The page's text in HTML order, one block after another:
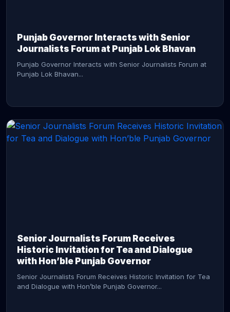
Punjab Governor Interacts with Senior
Journalists Forum at Punjab Lok Bhavan
Punjab Governor Interacts with Senior Journalists Forum at
Punjab Lok Bhavan...
Senior Journalists Forum Receives
Historic Invitation for Tea and Dialogue
with Hon’ble Punjab Governor
Senior Journalists Forum Receives Historic Invitation for Tea
and Dialogue with Hon’ble Punjab Governor...